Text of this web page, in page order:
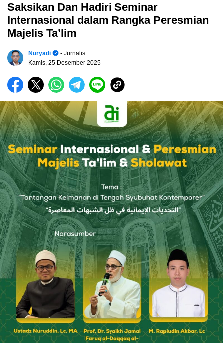
Saksikan Dan Hadiri Seminar
Internasional dalam Rangka Peresmian
Majelis Ta’lim
Nuryadi
- Jurnalis
Kamis, 25 Desember 2025